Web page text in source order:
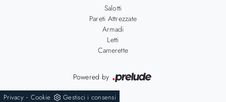
Salotti
Pareti Attrezzate
Armadi
Letti
Camerette
Powered by
Privacy- Cookie Gestisci i consensi